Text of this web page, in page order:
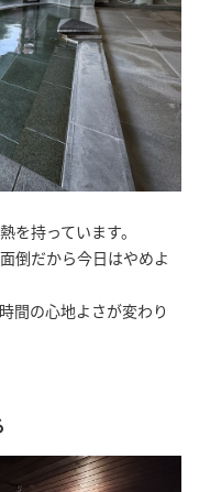
を持っています。
倒だから今日はやめよ
間の心地よさが変わり